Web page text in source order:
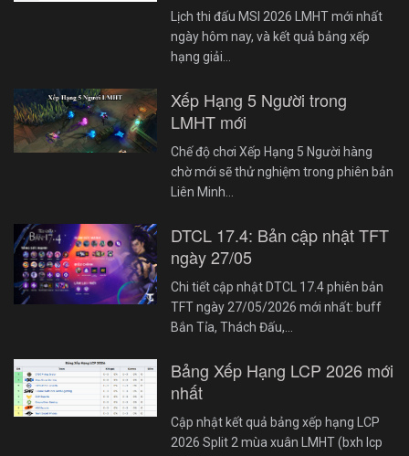
Lịch thi đấu MSI 2026 LMHT mới nhất
ngày hôm nay, và kết quả bảng xếp
hạng giải…
Xếp Hạng 5 Người trong
LMHT mới
Chế độ chơi Xếp Hạng 5 Người hàng
chờ mới sẽ thử nghiệm trong phiên bản
Liên Minh…
DTCL 17.4: Bản cập nhật TFT
ngày 27/05
Chi tiết cập nhật DTCL 17.4 phiên bản
TFT ngày 27/05/2026 mới nhất: buff
Bắn Tỉa, Thách Đấu,…
Bảng Xếp Hạng LCP 2026 mới
nhất
Cập nhật kết quả bảng xếp hạng LCP
2026 Split 2 mùa xuân LMHT (bxh lcp